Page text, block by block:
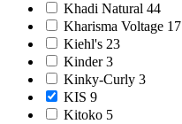
Khadi Natural 44
Kharisma Voltage 17
Kiehl's 23
Kinder 3
Kinky-Curly 3
KIS 9
Kitoko 5